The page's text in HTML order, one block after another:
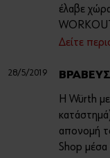
έλαβε
Δείτε
28/5/2019
Η Würth
απονομή
Shop μέσα